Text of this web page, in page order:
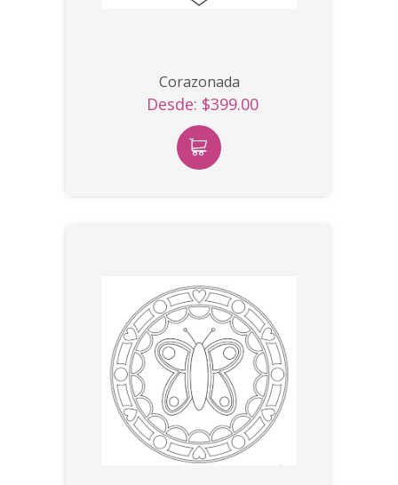
Corazonada
Desde: $399.00